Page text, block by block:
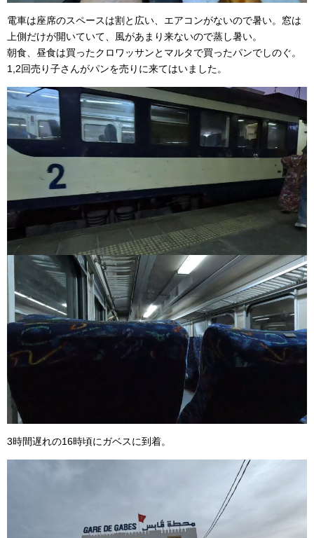
電車は座席のスペースは割と広い、エアコンがないので暑い。窓は
上側だけが開いていて、風があまり来ないので蒸し暑い。
朝食、昼食は買ったクロワッサンとマルタで買ったパンでしのぐ。
1,2回売り子さんがパンを売りに来てはいました。
3時間遅れの16時頃にガベスに到着。